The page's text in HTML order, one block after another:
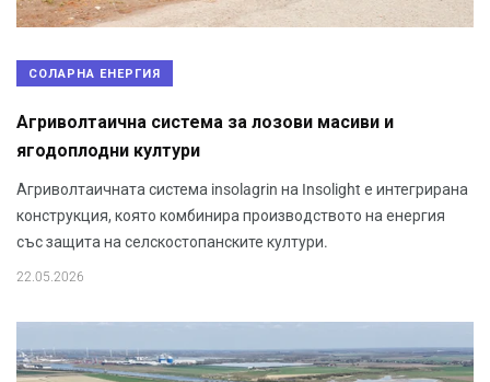
СОЛАРНА ЕНЕРГИЯ
Агриволтаична система за лозови масиви и
ягодоплодни култури
Агриволтаичната система insolagrin на Insolight е интегрирана
конструкция, която комбинира производството на енергия
със защита на селскостопанските култури.
22.05.2026